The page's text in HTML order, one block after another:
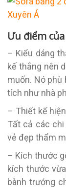
Ưu điểm
– Kiểu dáng
kế thẳng nên
muốn. Nó phù
tích như nhà
– Thiết kế
Tất cả các
vẻ đẹp thẩm
– Kích thước
kích thước
bành trướng